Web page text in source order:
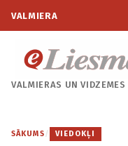
VALMIERA
VALMIERAS UN
SĀKUMS / VIEDOKĻI